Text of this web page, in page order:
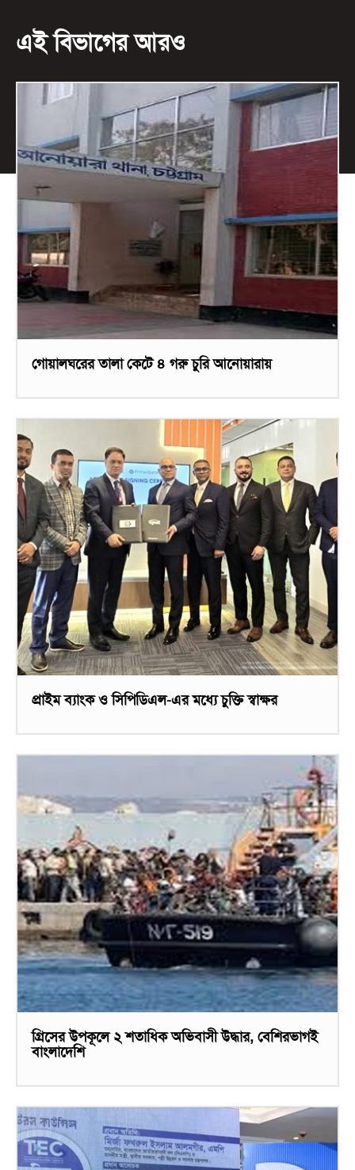
এই বিভাগের আরও
গোয়ালঘরের তালা কেটে ৪ গরু চুরি আনোয়ারায়
প্রাইম ব্যাংক ও সিপিডিএল-এর মধ্যে চুক্তি স্বাক্ষর
গ্রিসের উপকূলে ২ শতাধিক অভিবাসী উদ্ধার, বেশিরভাগই
বাংলাদেশি